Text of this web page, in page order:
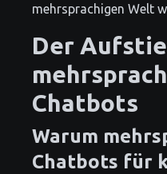
mehrsprachigen Welt
Der
Chatbots
Warum
Chatbots für